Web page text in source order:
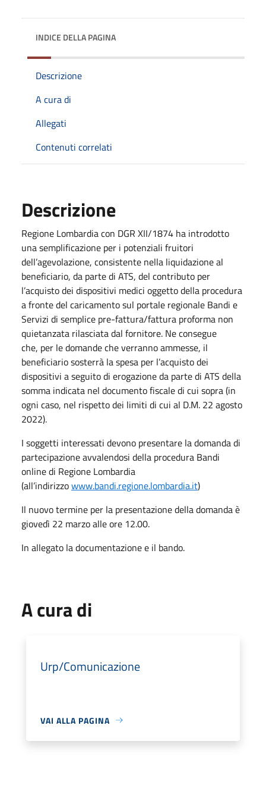
INDICE DELLA PAGINA
Descrizione
A cura di
Allegati
Contenuti correlati
Descrizione
Regione Lombardia con DGR XII/1874 ha introdotto
una semplificazione per i potenziali fruitori
dell’agevolazione, consistente nella liquidazione al
beneficiario, da parte di ATS, del contributo per
l’acquisto dei dispositivi medici oggetto della procedura
a fronte del caricamento sul portale regionale Bandi e
Servizi di semplice pre-fattura/fattura proforma non
quietanzata rilasciata dal fornitore. Ne consegue
che, per le domande che verranno ammesse, il
beneficiario sosterrà la spesa per l’acquisto dei
dispositivi a seguito di erogazione da parte di ATS della
somma indicata nel documento fiscale di cui sopra (in
ogni caso, nel rispetto dei limiti di cui al D.M. 22 agosto
2022).
I soggetti interessati devono presentare la domanda di
partecipazione avvalendosi della procedura Bandi
online di Regione Lombardia
(all’indirizzowww.bandi.regione.lombardia.it)
Il nuovo termine per la presentazione della domanda è
giovedì 22 marzo alle ore 12.00.
In allegato la documentazione e il bando.
A cura di
Urp/Comunicazione
VAI ALLA PAGINA